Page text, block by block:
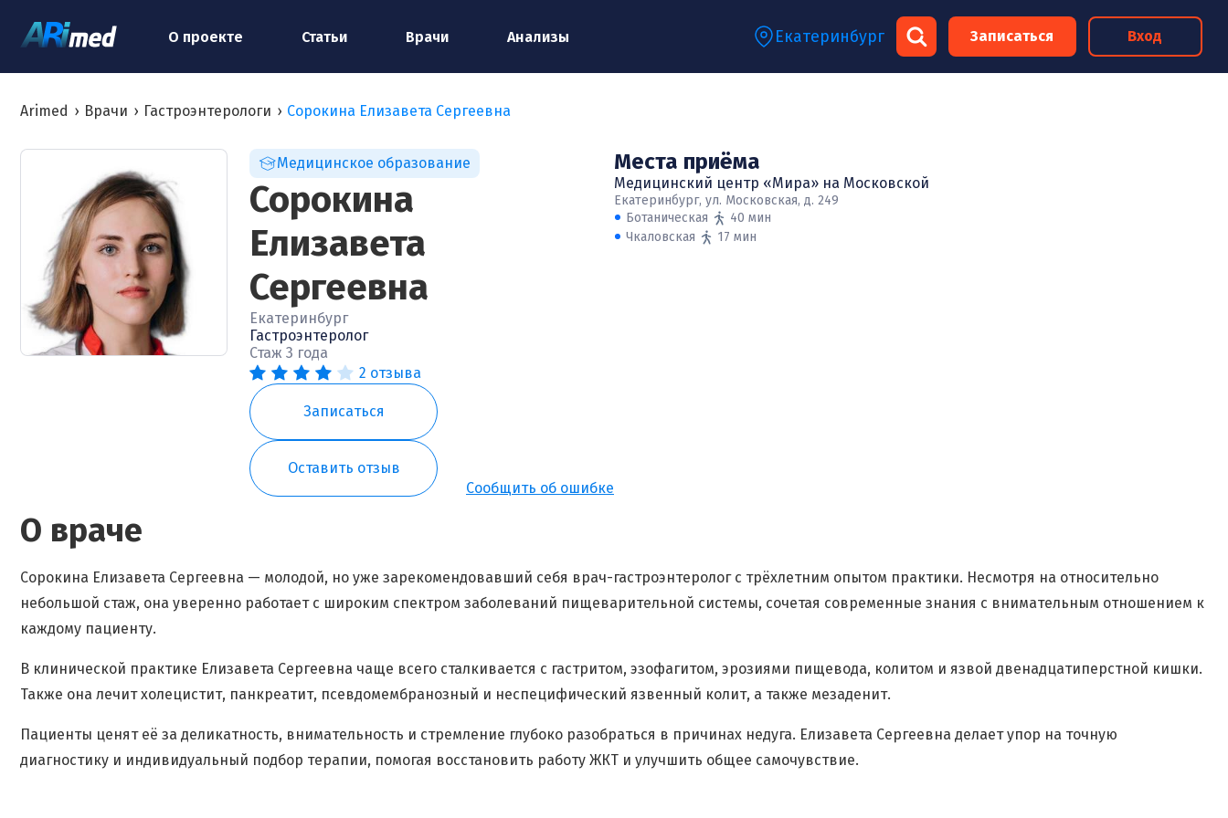
О проекте Статьи Врачи Анализы Екатеринбург Записаться Вход
Arimed › Врачи › Гастроэнтерологи › Сорокина Елизавета Сергеевна
Медицинское образование
Сорокина
Елизавета
Сергеевна
Екатеринбург
Гастроэнтеролог
Стаж 3 года
2 отзыва
Записаться
Оставить отзыв
Сообщить об ошибке
Места приёма
Медицинский центр «Мира» на Московской
Екатеринбург, ул. Московская, д. 249
Ботаническая
40 мин
Чкаловская
17 мин
О враче
Сорокина Елизавета Сергеевна — молодой, но уже зарекомендовавший себя врач-гастроэнтеролог с трёхлетним опытом практики. Несмотря на относительно
небольшой стаж, она уверенно работает с широким спектром заболеваний пищеварительной системы, сочетая современные знания с внимательным отношением к
каждому пациенту.
В клинической практике Елизавета Сергеевна чаще всего сталкивается с гастритом, эзофагитом, эрозиями пищевода, колитом и язвой двенадцатиперстной кишки.
Также она лечит холецистит, панкреатит, псевдомембранозный и неспецифический язвенный колит, а также мезаденит.
Пациенты ценят её за деликатность, внимательность и стремление глубоко разобраться в причинах недуга. Елизавета Сергеевна делает упор на точную
диагностику и индивидуальный подбор терапии, помогая восстановить работу ЖКТ и улучшить общее самочувствие.
×
Запишитесь на консультацию к
специалисту